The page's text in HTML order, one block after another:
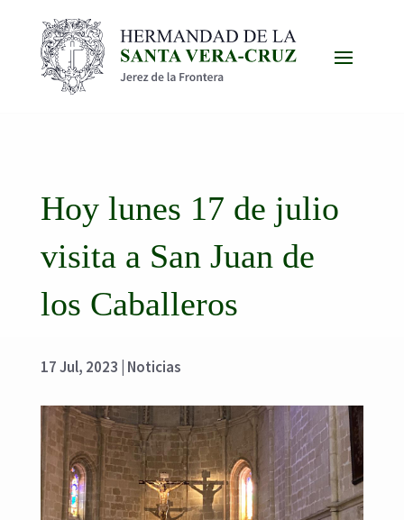
Hoy lunes 17 de julio
visita a San Juan de
los Caballeros
17 Jul, 2023 Noticias